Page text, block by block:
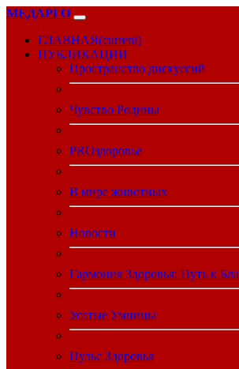
МЕДАРГО
ГЛАВНАЯ(current)
ПУБЛИКАЦИИ
Пространство дискуссий
Чувство Родины
PROздоровье
В мире животных
Новости
Гармония Здоровья: Путь к
Усатые Умницы
Пульс Здоровья